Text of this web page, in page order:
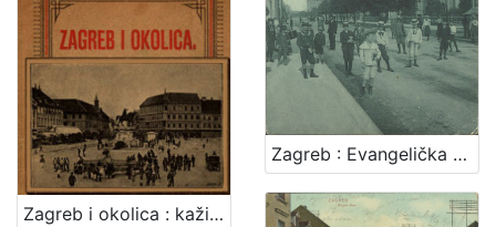
Zagreb i okolica : kažiput za urodjenike i strance : sa 43 slike i 2 nacrta / složio A. Hudovski
Zagreb : Evangelička crkva